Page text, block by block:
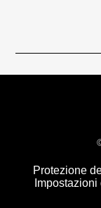
Protezione